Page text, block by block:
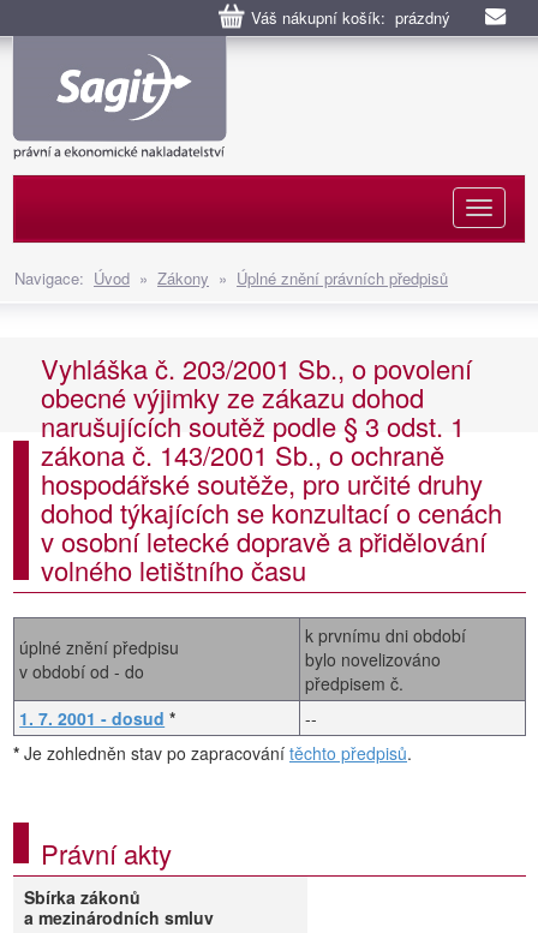
Váš nákupní košík: prázdný
Navigace: Úvod » Zákony » Úplné znění právních předpisů
Vyhláška č. 203/2001 Sb., o povolení
obecné výjimky ze zákazu dohod
narušujících soutěž podle § 3 odst. 1
zákona č. 143/2001 Sb., o ochraně
hospodářské soutěže, pro určité druhy
dohod týkajících se konzultací o cenách
v osobní letecké dopravě a přidělování
volného letištního času
úplné znění předpisu
v období od - do
k prvnímu dni období
bylo novelizováno
předpisem č.
1. 7. 2001 - dosud *
--
* Je zohledněn stav po zapracování těchto předpisů.
Právní akty
Sbírka zákonů
a mezinárodních smluv